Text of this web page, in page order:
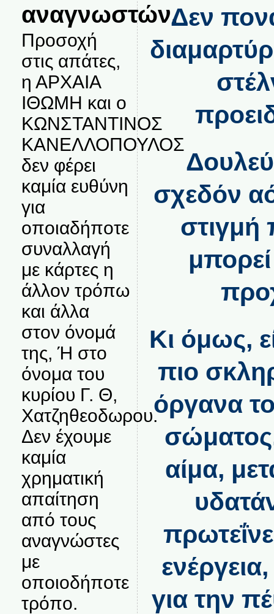
αναγνωστών.
Προσοχή
στις απάτες,
η ΑΡΧΑΙΑ
ΙΘΩΜΗ και ο
ΚΩΝΣΤΑΝΤΙΝΟΣ
ΚΑΝΕΛΛΟΠΟΥΛΟΣ
δεν φέρει
καμία ευθύνη
για
οποιαδήποτε
συναλλαγή
με κάρτες η
άλλον τρόπω
και άλλα
στον όνομά
της, Ή στο
όνομα του
κυρίου Γ. Θ,
Χατζηθεοδωρου.
Δεν έχουμε
καμία
χρηματική
απαίτηση
από τους
αναγνώστες
με
οποιοδήποτε
τρόπο.
Δεν
σχεδόν
Κι όμως,
πιο
όργανα
αίμα,
για την